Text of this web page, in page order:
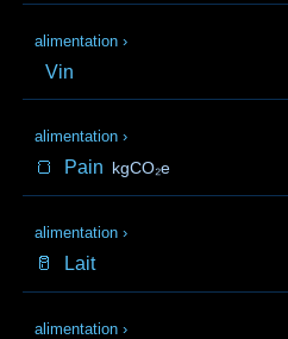
alimentation ›
Vin
alimentation ›
🍞 Pain kgCO₂e
alimentation ›
🥛 Lait
alimentation ›